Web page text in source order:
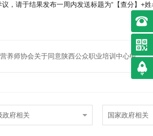
，请于结果发布一周内发送标题为“【查分】+
师协会关于同意陕西公众职业培训中心申请理事单位的通知
政府相关 国家政府相关